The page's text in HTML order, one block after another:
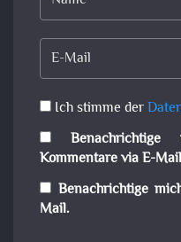
Ich stimme der
Kommentare via E-
Benachrichtige
Mail.